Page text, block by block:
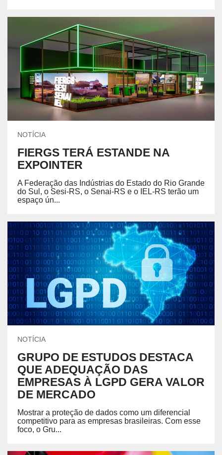
NOTÍCIA
FIERGS TERÁ ESTANDE NA
EXPOINTER
A Federação das Indústrias do Estado do Rio Grande
do Sul, o Sesi-RS, o Senai-RS e o IEL-RS terão um
espaço ún...
NOTÍCIA
GRUPO DE ESTUDOS DESTACA
QUE ADEQUAÇÃO DAS
EMPRESAS À LGPD GERA VALOR
DE MERCADO
Mostrar a proteção de dados como um diferencial
competitivo para as empresas brasileiras. Com esse
foco, o Gru...